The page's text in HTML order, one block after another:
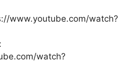
www.youtube.com/watch?
watch?